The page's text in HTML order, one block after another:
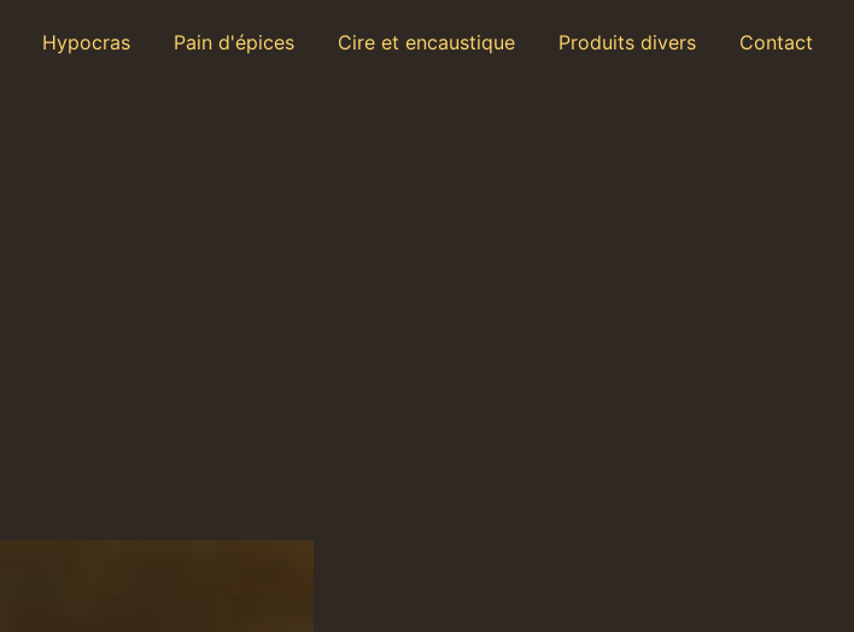
Hypocras Pain d'épices Cire et encaustique Produits divers Contact